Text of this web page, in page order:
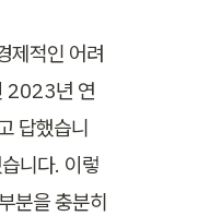
제적인 어려
2023년 연
답했습니
니다. 이렇
분을 충분히